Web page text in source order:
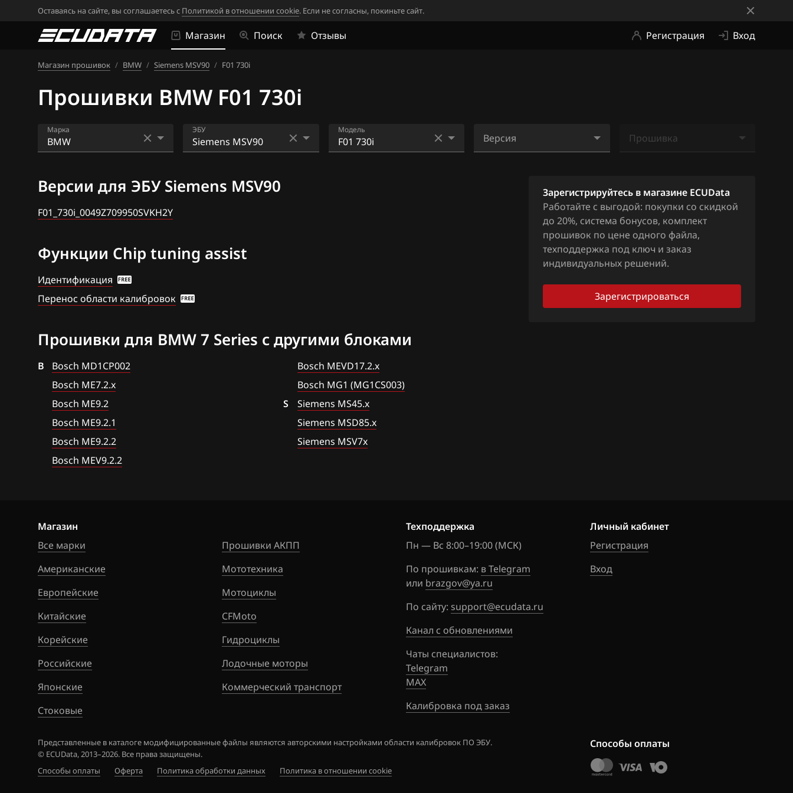
Оставаясь на сайте, вы соглашаетесь с Политикой в отношении cookie. Если не согласны, покиньте сайт.
Магазин Поиск Отзывы Регистрация Вход
Магазин прошивок / BMW / Siemens MSV90 / F01 730i
Прошивки BMW F01 730i
Марка
Alfa Romeo
ATLAS
BAIC
BAW
Bentley
Brilliance
BYD
Cadillac
Changan
Chenglong
Chery
Citroen
Dacia
Daewoo
DAF
Derways
Dodge
Dongfeng
Exeed
FAW
Fiat
ЭБУ
Bosch EDC17C41
Bosch EDC17C76
Bosch EDC17CP09
Bosch MEVD17.8.4
Bosch MG1 (MG1CS003)
Модель
Версия
Прошивка
Версии для ЭБУ Siemens MSV90
F01_730i_0049Z709950SVKH2Y
Функции Chip tuning assist
Идентификация
Перенос области калибровок
Прошивки для BMW 7 Series с другими блоками
B
Bosch MD1CP002
Bosch ME7.2.x
Bosch ME9.2
Bosch ME9.2.1
Bosch ME9.2.2
Bosch MEV9.2.2
Bosch MEVD17.2.x
Bosch MG1 (MG1CS003)
S
Siemens MS45.x
Siemens MSD85.x
Siemens MSV7x
Зарегистрируйтесь в магазине ECUData
Работайте с выгодой: покупки со скидкой
до 20%, система бонусов, комплект
прошивок по цене одного файла,
техподдержка под ключ и заказ
индивидуальных решений.
Зарегистрироваться
Магазин
Все марки
Американские
Европейские
Китайские
Корейские
Российские
Японские
Стоковые
Прошивки АКПП
Мототехника
Мотоциклы
CFMoto
Гидроциклы
Лодочные моторы
Коммерческий транспорт
Техподдержка
Пн — Вс 8:00–19:00 (МСК)
По прошивкам: в Telegram
или brazgov@ya.ru
По сайту: support@ecudata.ru
Канал с обновлениями
Чаты специалистов:
Telegram
MAX
Калибровка под заказ
Личный кабинет
Регистрация
Вход
Представленные в каталоге модифицированные файлы являются авторскими настройками области калибровок ПО ЭБУ.
© ECUData, 2013–2026. Все права защищены.
Способы оплаты
Оферта Политика обработки данных Политика в отношении cookie
Способы оплаты